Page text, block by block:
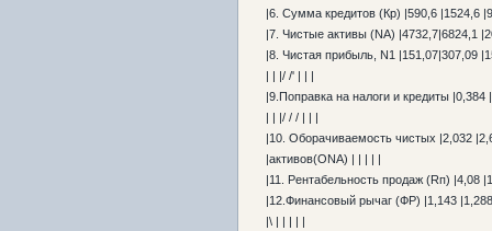
|6. Сумма кредитов (Кр) |590,6 |1524,6
|7. Чистые активы (NA) |4732,7|6824,1
|8. Чистая прибыль, N1 |151,07|307,09
| | |/ /' | | |
|9.Поправка на налоги и кредиты |0,384
| | |/ / / | | |
|10. Оборачиваемость чистых |2,032
|активов(ОNA) | | | | |
|11. Рентабельность продаж (Rп) |4,08
|12.Финансовый рычаг (ФР) |1,143
|\ | | | | |